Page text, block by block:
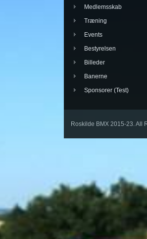
Medlemsskab
Træning
Events
Bestyrelsen
Billeder
Banerne
Sponsorer (Test)
Roskilde BMX 2015-23. All